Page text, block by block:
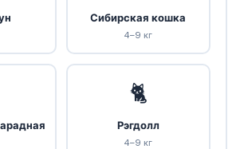
Сибирская кошка
4–9 кг
🐈
Рэгдолл
4–9 кг